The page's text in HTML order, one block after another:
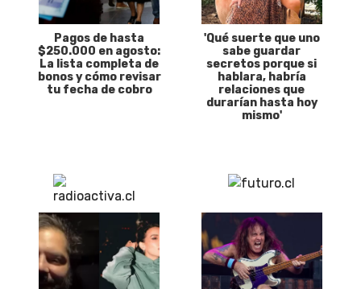
Pagos de hasta
$250.000 en agosto:
La lista completa de
bonos y cómo revisar
tu fecha de cobro
'Qué suerte que uno
sabe guardar
secretos porque si
hablara, habría
relaciones que
durarían hasta hoy
mismo'